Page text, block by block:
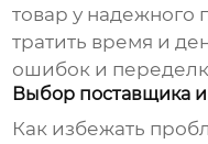
товар у надежного
тратить время и
ошибок и
Выбор поставщика
Как избежать